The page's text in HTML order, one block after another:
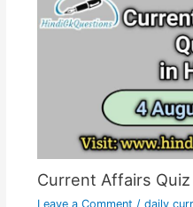
Current Affairs
Leave a Comment / daily